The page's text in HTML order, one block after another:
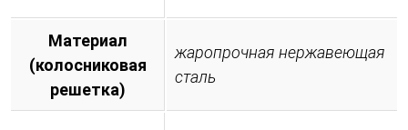
Материал
(колосниковая
решетка)
жаропрочная нержавеющая
сталь